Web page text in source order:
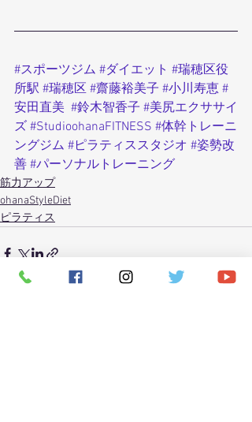
#スポーツジム #ダイエット #瑞穂区役
所駅 #瑞穂区 #齋藤裕美子 #小川寿恵 #
安田直美 #鈴木智香子 #美尻エクササイ
ズ #StudioohanaFITNESS #体幹トレーニ
ングジム #ピラティススタジオ #姿勢改
善 #パーソナルトレーニング
筋力アップ
ohanaStyleDiet
ピラティス